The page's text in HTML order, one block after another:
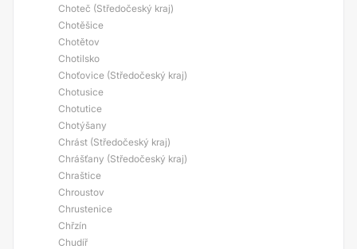
Choteč (Středočeský kraj)
Chotěšice
Chotětov
Chotilsko
Choťovice (Středočeský kraj)
Chotusice
Chotutice
Chotýšany
Chrást (Středočeský kraj)
Chrášťany (Středočeský kraj)
Chraštice
Chroustov
Chrustenice
Chřzín
Chudíř